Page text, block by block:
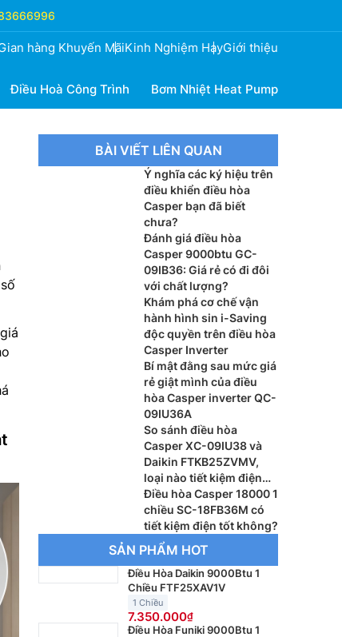
hàng Khuyến MãiKinh Nghiệm HayGiới thiệu
Điều Hoà Công Trình Bơm Nhiệt Heat Pump
BÀI VIẾT LIÊN QUAN
Ý nghĩa các ký hiệu trên
điều khiển điều hòa
Casper bạn đã biết
chưa?
Đánh giá điều hòa
Casper 9000btu GC-
09IB36: Giá rẻ có đi đôi
với chất lượng?
Khám phá cơ chế vận
hành hình sin i-Saving
độc quyền trên điều hòa
Casper Inverter
Bí mật đằng sau mức giá
rẻ giật mình của điều
hòa Casper inverter QC-
09IU36A
So sánh điều hòa
Casper XC-09IU38 và
Daikin FTKB25ZVMV,
loại nào tiết kiệm điện
tốt hơn?
Điều hòa Casper 18000 1
chiều SC-18FB36M có
tiết kiệm điện tốt không?
SẢN PHẨM HOT
Điều Hòa Daikin 9000Btu 1
Chiều FTF25XAV1V
1 Chiều
7.350.000
Điều Hòa Funiki 9000Btu 1